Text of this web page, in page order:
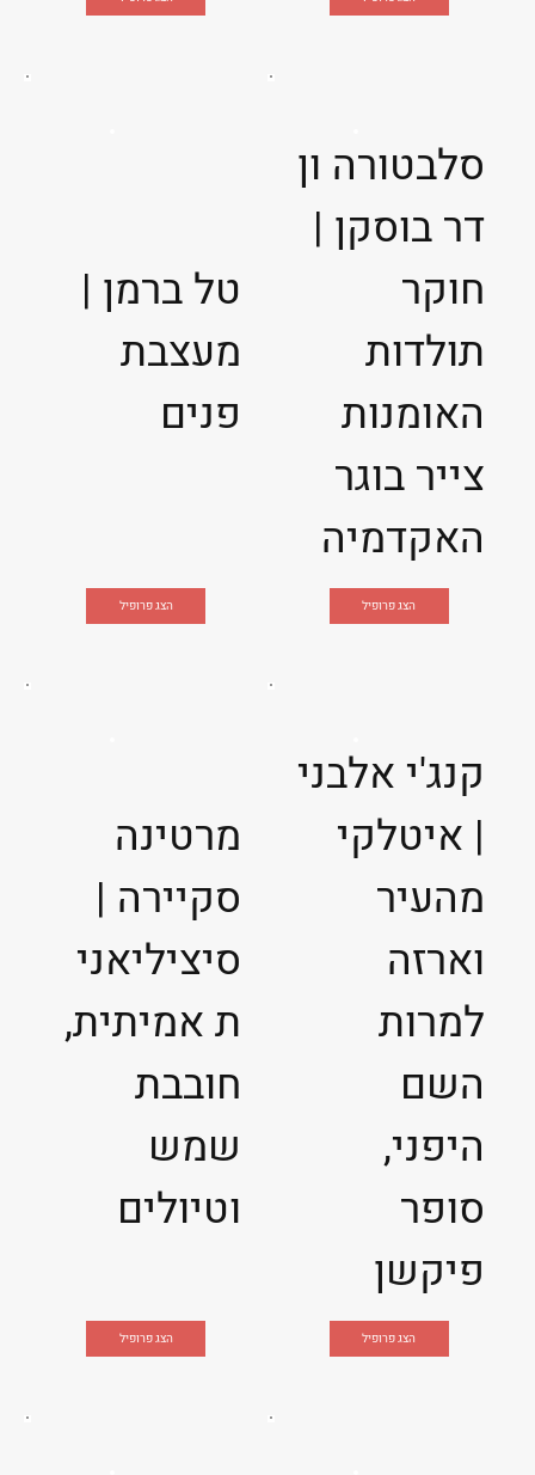
טל ברמן |
מעצבת
פנים
הצג פרופיל
סלבטורה ון
דר בוסקן |
חוקר
תולדות
האומנות
צייר בוגר
האקדמיה
הצג פרופיל
מרטינה
סקיירה |
סיציליאני
ת אמיתית,
חובבת
שמש
וטיולים
הצג פרופיל
קנג'י אלבני
| איטלקי
מהעיר
וארזה
למרות
השם
היפני,
סופר
פיקשן
הצג פרופיל